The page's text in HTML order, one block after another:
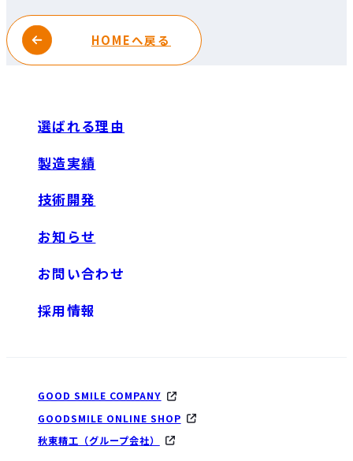
HOMEへ戻る
選ばれる理由
製造実績
技術開発
お知らせ
お問い合わせ
採用情報
GOOD SMILE COMPANY
GOODSMILE ONLINE SHOP
秋東精工（グループ会社）